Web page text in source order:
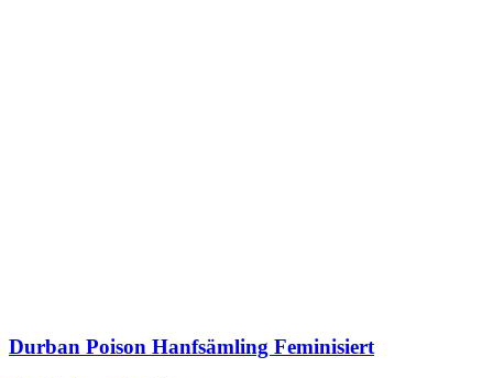
Durban Poison Hanfsämling Feminisiert